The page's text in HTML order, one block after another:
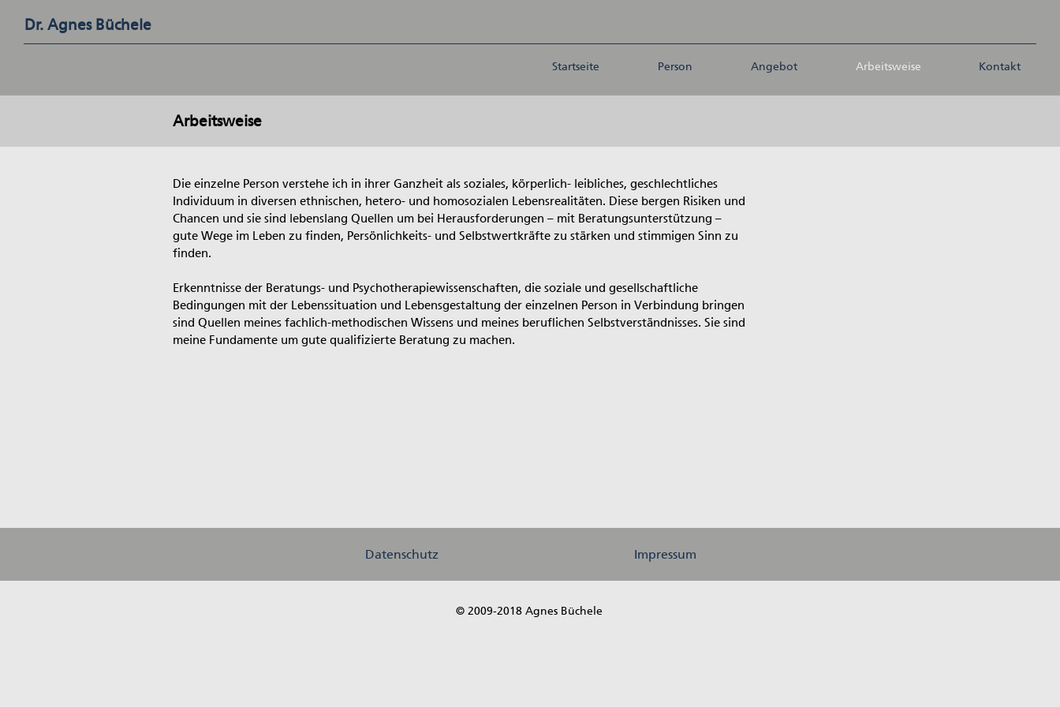
Dr. Agnes Büchele
Startseite Person Angebot Arbeitsweise Kontakt
Arbeitsweise
Die einzelne Person verstehe ich in ihrer Ganzheit als soziales, körperlich- leibliches, geschlechtliches
Individuum in diversen ethnischen, hetero- und homosozialen Lebensrealitäten. Diese bergen Risiken und
Chancen und sie sind lebenslang Quellen um bei Herausforderungen – mit Beratungsunterstützung –
gute Wege im Leben zu finden, Persönlichkeits- und Selbstwertkräfte zu stärken und stimmigen Sinn zu
finden.
Erkenntnisse der Beratungs- und Psychotherapiewissenschaften, die soziale und gesellschaftliche
Bedingungen mit der Lebenssituation und Lebensgestaltung der einzelnen Person in Verbindung bringen
sind Quellen meines fachlich-methodischen Wissens und meines beruflichen Selbstverständnisses. Sie sind
meine Fundamente um gute qualifizierte Beratung zu machen.
Datenschutz Impressum
© 2009-2018 Agnes Büchele